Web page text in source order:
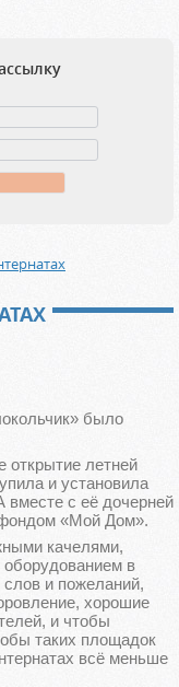
было
открытие летней
и установила
с её дочерней
фондом «Мой Дом».
качелями,
оборудованием в
и пожеланий,
хорошие
и чтобы
таких площадок
всё меньше